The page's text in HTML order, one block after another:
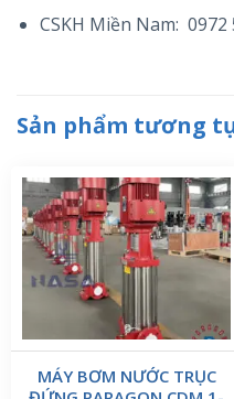
CSKH Miền Nam: 0972
Sản phẩm tương
MÁY BƠM NƯỚC TRỤC